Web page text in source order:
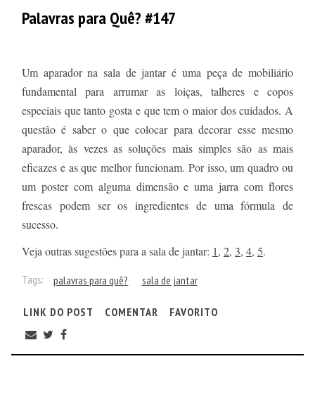
Palavras para Quê? #147
Um aparador na sala de jantar é uma peça de mobiliário
fundamental para arrumar as loiças, talheres e copos
especiais que tanto gosta e que tem o maior dos cuidados. A
questão é saber o que colocar para decorar esse mesmo
aparador, às vezes as soluções mais simples são as mais
eficazes e as que melhor funcionam. Por isso, um quadro ou
um poster com alguma dimensão e uma jarra com flores
frescas podem ser os ingredientes de uma fórmula de
sucesso.
Veja outras sugestões para a sala de jantar: 1, 2, 3, 4, 5.
Tags: palavras para quê? sala de jantar
LINK DO POST COMENTAR FAVORITO